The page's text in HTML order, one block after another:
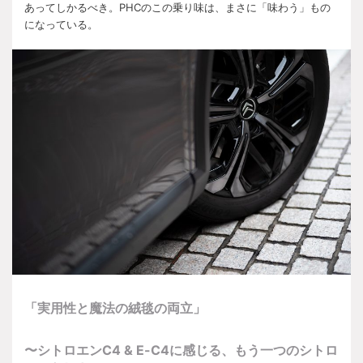
あってしかるべき。 PHCのこの乗り味は、まさに「味わう」もの
になっている。
「実用性と魔法の絨毯の両立」
〜シトロエンC4 & E-C4に感じる、もう一つのシトロ